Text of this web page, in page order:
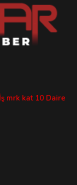
mrk kat 10 Daire